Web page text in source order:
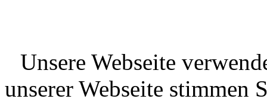
Unsere Webseite
unserer Webseite stimmen